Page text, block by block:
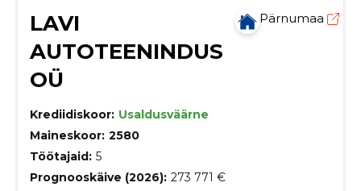
LAVI
AUTOTEENINDUS
OÜ
Pärnumaa
Krediidiskoor: Usaldusväärne
Maineskoor: 2580
Töötajaid: 5
Prognooskäive (2026): 273 771 €